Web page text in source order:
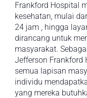
Frankford Hospital
kesehatan, mulai
24 jam , hingga
dirancang untuk
masyarakat.
Jefferson Frankford
semua lapisan
individu
yang mereka